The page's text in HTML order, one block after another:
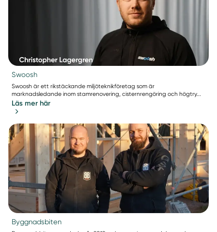
Swoosh
Swoosh är ett rikstäckande miljöteknikföretag som är
marknadsledande inom stamrenovering, cisternrengöring och högtry...
Läs mer här
Byggnadsbiten